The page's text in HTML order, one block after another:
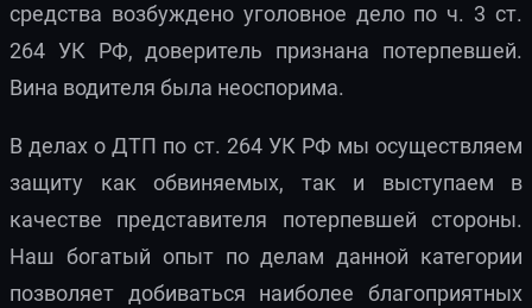
средства возбуждено уголовное дело по ч. 3 ст.
264 УК РФ, доверитель признана потерпевшей.
Вина водителя была неоспорима.
В делах о ДТП по ст. 264 УК РФ мы осуществляем
защиту как обвиняемых, так и выступаем в
качестве представителя потерпевшей стороны.
Наш богатый опыт по делам данной категории
позволяет добиваться наиболее благоприятных